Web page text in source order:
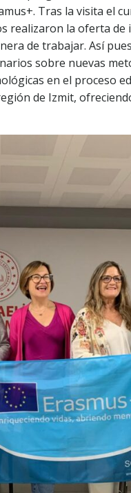
Tras la visita el
realizaron la oferta de
de trabajar. Así
sobre nuevas
en el proceso
de Izmit,